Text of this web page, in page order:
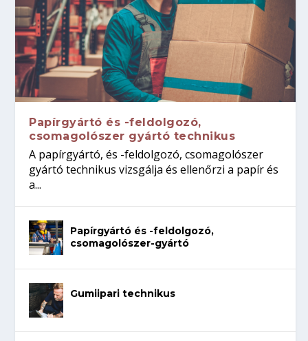
Papírgyártó és -feldolgozó,
csomagolószer gyártó technikus
A papírgyártó, és -feldolgozó, csomagolószer
gyártó technikus vizsgálja és ellenőrzi a papír és
a...
Papírgyártó és -feldolgozó,
csomagolószer-gyártó
Gumiipari technikus